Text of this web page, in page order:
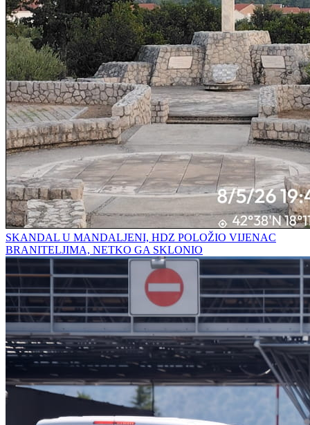
SKANDAL U MANDALJENI, HDZ POLOŽIO VIJENAC
BRANITELJIMA, NETKO GA SKLONIO